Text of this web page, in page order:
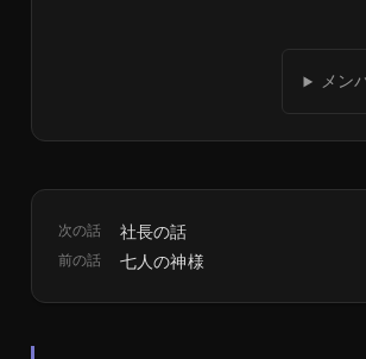
メン
次の話 社長の話
前の話 七人の神様